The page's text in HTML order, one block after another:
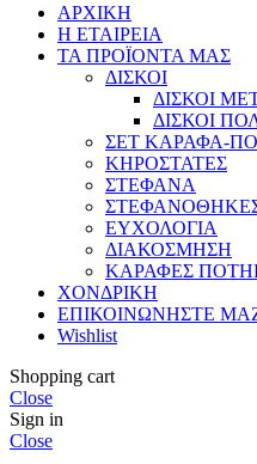
ΑΡΧΙΚΗ
Η ΕΤΑΙΡΕΙΑ
ΤΑ ΠΡΟΪΟΝΤΑ ΜΑΣ
ΔΙΣΚΟΙ
ΔΙΣΚΟΙ
ΔΙΣΚΟΙ
ΣΕΤ ΚΑΡΑΦΑ-
ΚΗΡΟΣΤΑΤΕΣ
ΣΤΕΦΑΝΑ
ΕΥΧΟΛΟΓΙΑ
ΔΙΑΚΟΣΜΗΣΗ
ΚΑΡΑΦΕΣ
ΧΟΝΔΡΙΚΗ
ΕΠΙΚΟΙΝΩΝΗΣΤΕ
Wishlist
Shopping cart
Close
Sign in
Close